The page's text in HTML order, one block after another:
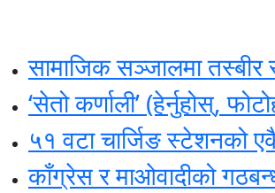
सामाजिक सञ्जालमा तस्बीर
‘सेतो कर्णाली’ (हेर्नुहोस्,
५१ वटा चार्जिङ स्टेशनको
काँग्रेस र माओवादीको